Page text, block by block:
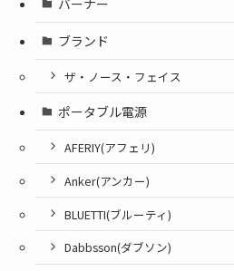
ブランド
ザ・ノース・フェイス
ポータブル電源
AFERIY(アフェリ)
Anker(アンカー)
BLUETTI(ブルーティ)
Dabbsson(ダブソン)